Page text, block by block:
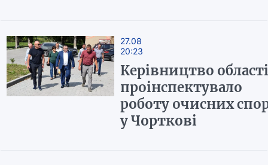
27.08
20:23
Керівництво області
проінспектувало
роботу очисних
у Чорткові